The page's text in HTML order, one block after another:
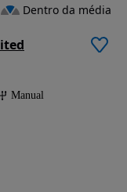
Manual
Dentro da média